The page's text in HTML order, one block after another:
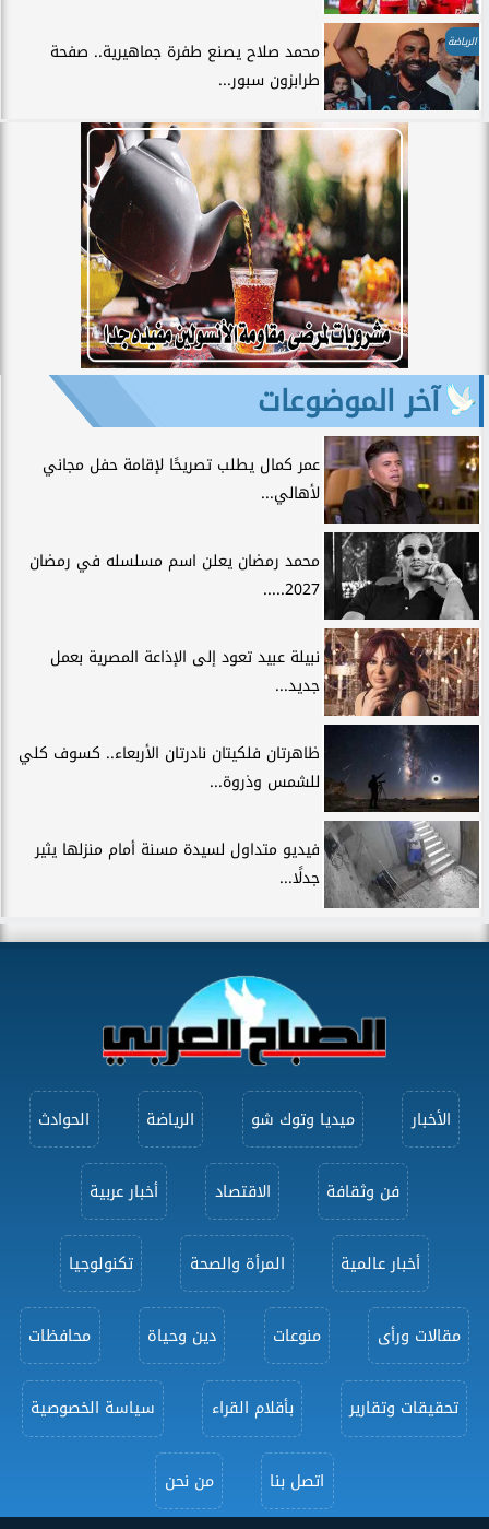
الرياضة
محمد صلاح يصنع طفرة جماهيرية.. صفحة
طرابزون سبور...
آخر الموضوعات
عمر كمال يطلب تصريحًا لإقامة حفل مجاني
لأهالي...
محمد رمضان يعلن اسم مسلسله في رمضان
2027.....
نبيلة عبيد تعود إلى الإذاعة المصرية بعمل
جديد...
ظاهرتان فلكيتان نادرتان الأربعاء.. كسوف كلي
للشمس وذروة...
فيديو متداول لسيدة مسنة أمام منزلها يثير
جدلًا...
الأخبار ميديا وتوك شو الرياضة الحوادث
فن وثقافة الاقتصاد أخبار عربية
أخبار عالمية المرأة والصحة تكنولوجيا
مقالات ورأى منوعات دين وحياة محافظات
تحقيقات وتقارير بأقلام القراء سياسة الخصوصية
اتصل بنا من نحن